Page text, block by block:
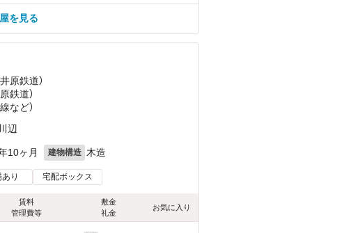
を見る
原鉄道）
鉄道）
など）
辺
10ヶ月 建物構造 木造
り 宅配ボックス
賃料
管理費等
敷金
礼金
お気に入り